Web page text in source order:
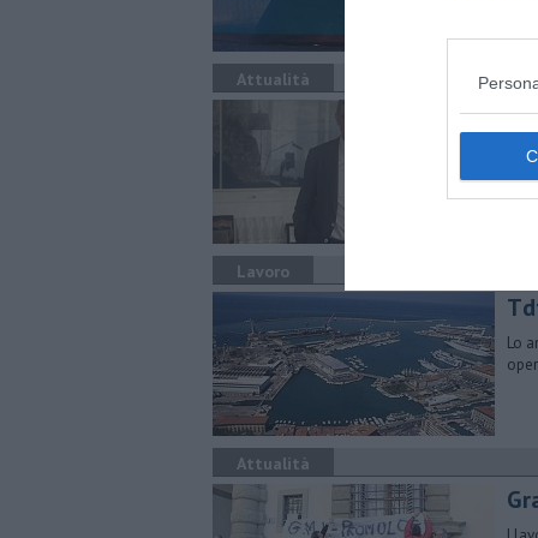
Attualità
Il
Lavoro
Lo
Attualità